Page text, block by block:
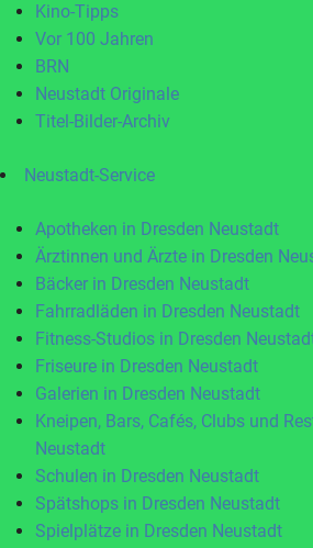
Kino-Tipps
Vor 100 Jahren
BRN
Neustadt Originale
Titel-Bilder-Archiv
Neustadt-Service
Apotheken in Dresden Neustadt
Ärztinnen und Ärzte in Dresden
Bäcker in Dresden Neustadt
Fahrradläden in Dresden Neustadt
Fitness-Studios in Dresden
Friseure in Dresden Neustadt
Galerien in Dresden Neustadt
Kneipen, Bars, Cafés, Clubs und
Neustadt
Schulen in Dresden Neustadt
Spätshops in Dresden Neustadt
Spielplätze in Dresden Neustadt